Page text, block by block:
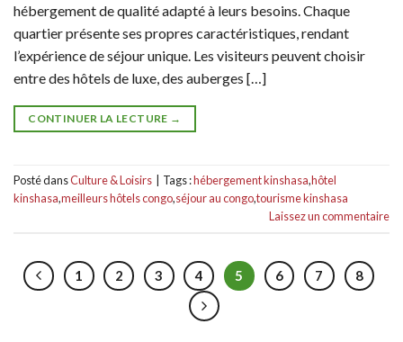
hébergement de qualité adapté à leurs besoins. Chaque
quartier présente ses propres caractéristiques, rendant
l’expérience de séjour unique. Les visiteurs peuvent choisir
entre des hôtels de luxe, des auberges […]
CONTINUER LA LECTURE →
Posté dansCulture & Loisirs Tags :hébergement kinshasa,hôtel
kinshasa,meilleurs hôtels congo,séjour au congo,tourisme kinshasa
Laissez un commentaire
1 2 3 4 5 6 7 8